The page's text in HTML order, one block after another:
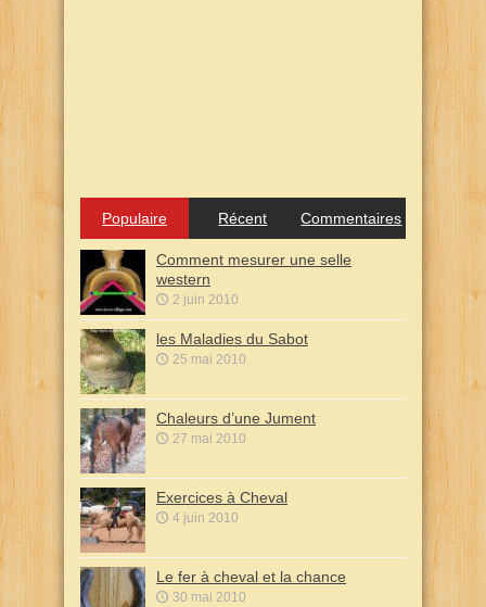
Populaire Récent Commentaires
Comment mesurer une selle
western
2 juin 2010
les Maladies du Sabot
25 mai 2010
Chaleurs d’une Jument
27 mai 2010
Exercices à Cheval
4 juin 2010
Le fer à cheval et la chance
30 mai 2010